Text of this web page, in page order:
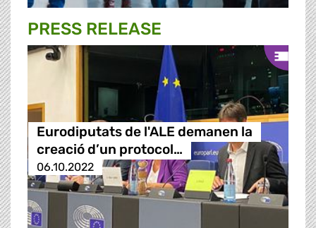
PRESS RELEASE
Eurodiputats de l'ALE demanen la
creació d’un protocol…
06.10.2022